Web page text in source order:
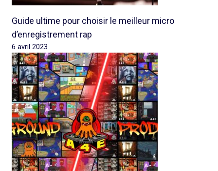
Guide ultime pour choisir le meilleur micro
d’enregistrement rap
6 avril 2023